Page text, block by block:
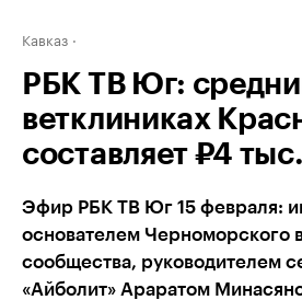
Кавказ
РБК ТВ Юг:
ветклиниках
составляет ₽4 тыс.
Эфир РБК ТВ Юг 15 февраля:
основателем Черноморского
сообщества, руководителем
«Айболит» Араратом